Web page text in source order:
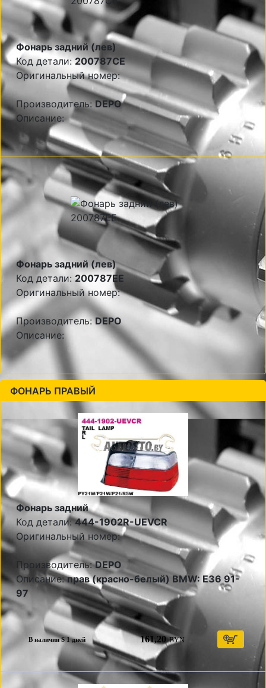
Фонарь задний (лев)
Код детали:200787CE
Оригинальный номер:
Производитель:DEPO
Описание:
Фонарь задний (лев)
Код детали: 200787EE
Оригинальный номер:
Производитель:DEPO
Описание:
ФОНАРЬ ПРАВЫЙ
Фонарь задний
Код детали:444-1902R-UEVCR
Оригинальный номер:
Производитель:DEPO
Описание:прав (красно-белый) BMW: E36 91-
97
В наличии S 1 дней 161,20 BYN